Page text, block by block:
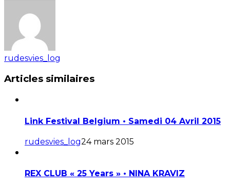
rudesvies_log
Articles similaires
Link Festival Belgium • Samedi 04 Avril 2015
rudesvies_log24 mars 2015
REX CLUB « 25 Years » • NINA KRAVIZ